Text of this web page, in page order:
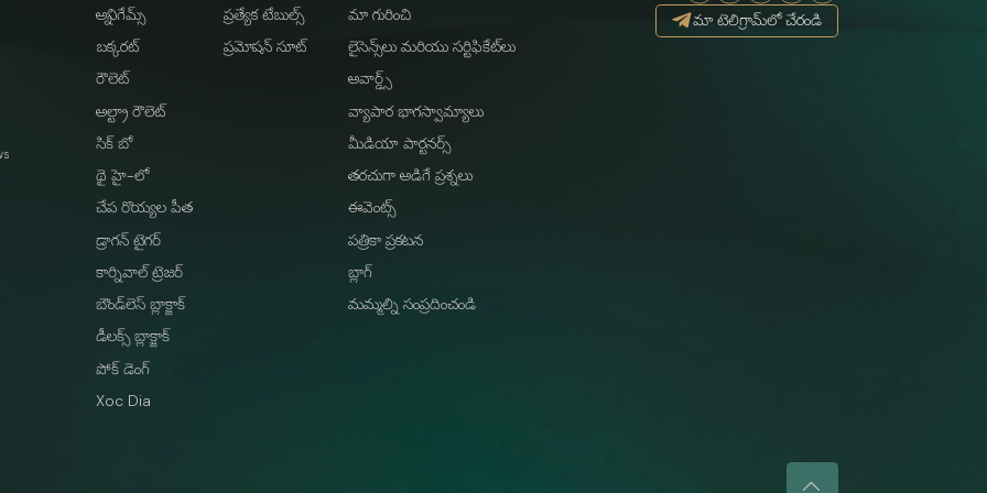
అన్ని గేమ్స్
బక్కరట్
రౌలెట్
అల్ట్రా రౌలెట్
సిక్ బో
థై హై-లో
చేప రొయ్యల పీత
డ్రాగన్ టైగర్
కార్నివాల్ ట్రెజర్
బౌండ్‌లెస్ బ్లాక్జాక్
డీలక్స్ బ్లాక్జాక్
పోక్ డెంగ్
Xoc Dia
ప్రత్యేక టేబుల్స్
ప్రమోషన్ సూట్
మా గురించి
లైసెన్స్‌లు మరియు సర్టిఫికేట్‌లు
అవార్డ్స్
వ్యాపార భాగస్వామ్యాలు
మీడియా పార్టనర్స్
తరచుగా అడిగే ప్రశ్నలు
ఈవెంట్స్
పత్రికా ప్రకటన
బ్లాగ్
మమ్మల్ని సంప్రదించండి
మా టెలిగ్రామ్‌లో చేరండి